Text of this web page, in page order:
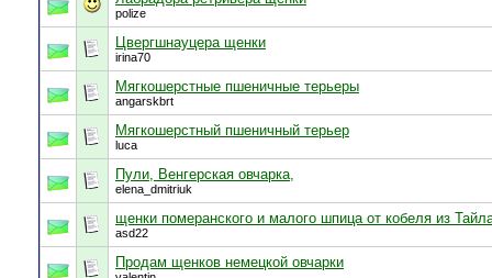
polize
Цвергшнауцера щенки
irina70
Мягкошерстные пшеничные терьеры
angarskbrt
Мягкошерстный пшеничный терьер
luca
Пули, Венгерская овчарка,
elena_dmitriuk
щенки померанского и малого шпица от кобеля из
asd22
Продам щенков немецкой овчарки